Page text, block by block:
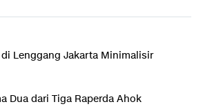
Lenggang Jakarta Minimalisir
Dua dari Tiga Raperda Ahok